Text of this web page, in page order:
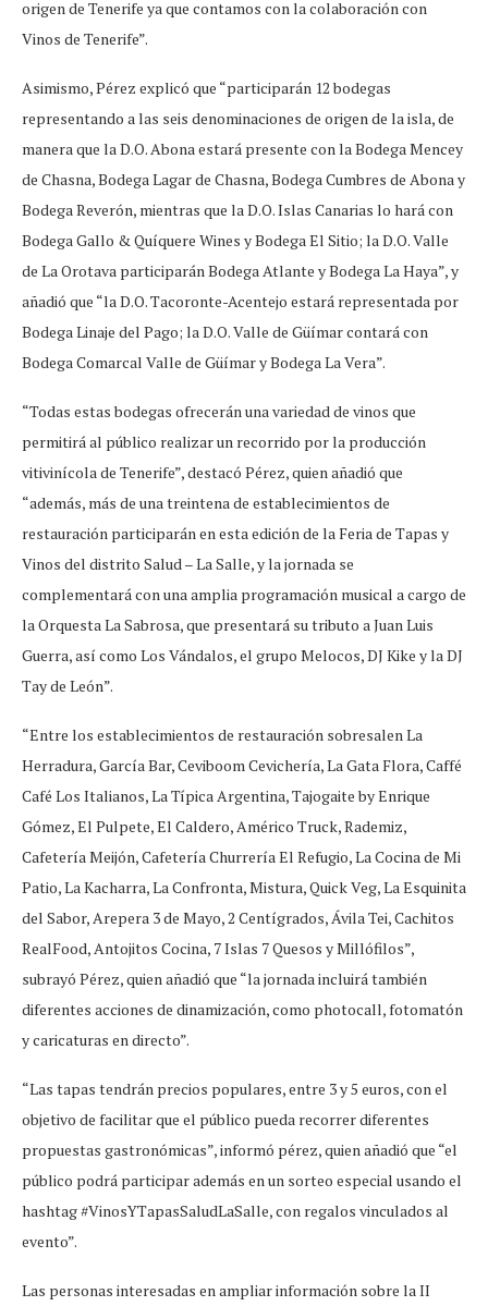
origen de Tenerife ya que contamos con la colaboración con
Vinos de Tenerife”.
Asimismo, Pérez explicó que “participarán 12 bodegas
representando a las seis denominaciones de origen de la isla, de
manera que la D.O. Abona estará presente con la Bodega Mencey
de Chasna, Bodega Lagar de Chasna, Bodega Cumbres de Abona y
Bodega Reverón, mientras que la D.O. Islas Canarias lo hará con
Bodega Gallo & Quíquere Wines y Bodega El Sitio; la D.O. Valle
de La Orotava participarán Bodega Atlante y Bodega La Haya”, y
añadió que “la D.O. Tacoronte-Acentejo estará representada por
Bodega Linaje del Pago; la D.O. Valle de Güímar contará con
Bodega Comarcal Valle de Güímar y Bodega La Vera”.
“Todas estas bodegas ofrecerán una variedad de vinos que
permitirá al público realizar un recorrido por la producción
vitivinícola de Tenerife”, destacó Pérez, quien añadió que
“además, más de una treintena de establecimientos de
restauración participarán en esta edición de la Feria de Tapas y
Vinos del distrito Salud – La Salle, y la jornada se
complementará con una amplia programación musical a cargo de
la Orquesta La Sabrosa, que presentará su tributo a Juan Luis
Guerra, así como Los Vándalos, el grupo Melocos, DJ Kike y la DJ
Tay de León”.
“Entre los establecimientos de restauración sobresalen La
Herradura, García Bar, Ceviboom Cevichería, La Gata Flora, Caffé
Café Los Italianos, La Típica Argentina, Tajogaite by Enrique
Gómez, El Pulpete, El Caldero, Américo Truck, Rademiz,
Cafetería Meijón, Cafetería Churrería El Refugio, La Cocina de Mi
Patio, La Kacharra, La Confronta, Mistura, Quick Veg, La Esquinita
del Sabor, Arepera 3 de Mayo, 2 Centígrados, Ávila Tei, Cachitos
RealFood, Antojitos Cocina, 7 Islas 7 Quesos y Millófilos”,
subrayó Pérez, quien añadió que “la jornada incluirá también
diferentes acciones de dinamización, como photocall, fotomatón
y caricaturas en directo”.
“Las tapas tendrán precios populares, entre 3 y 5 euros, con el
objetivo de facilitar que el público pueda recorrer diferentes
propuestas gastronómicas”, informó pérez, quien añadió que “el
público podrá participar además en un sorteo especial usando el
hashtag #VinosYTapasSaludLaSalle, con regalos vinculados al
evento”.
Las personas interesadas en ampliar información sobre la II